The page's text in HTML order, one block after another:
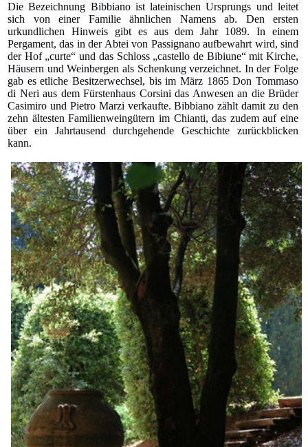
Die Bezeichnung Bibbiano ist lateinischen Ursprungs und leitet
sich von einer Familie ähnlichen Namens ab. Den ersten
urkundlichen Hinweis gibt es aus dem Jahr 1089. In einem
Pergament, das in der Abtei von Passignano aufbewahrt wird, sind
der Hof „curte“ und das Schloss „castello de Bibiune“ mit Kirche,
Häusern und Weinbergen als Schenkung verzeichnet. In der Folge
gab es etliche Besitzerwechsel, bis im März 1865 Don Tommaso
di Neri aus dem Fürstenhaus Corsini das Anwesen an die Brüder
Casimiro und Pietro Marzi verkaufte. Bibbiano zählt damit zu den
zehn ältesten Familienweingütern im Chianti, das zudem auf eine
über ein Jahrtausend durchgehende Geschichte zurückblicken
kann.